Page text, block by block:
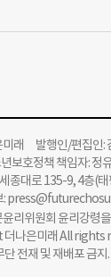
미래 발행인/편집인:
보호정책 책임자: 정
종대로 135-9, 4층(
:
리위원회 윤리강령
나은미래 All rights
단 전재 및 재배포 금지.